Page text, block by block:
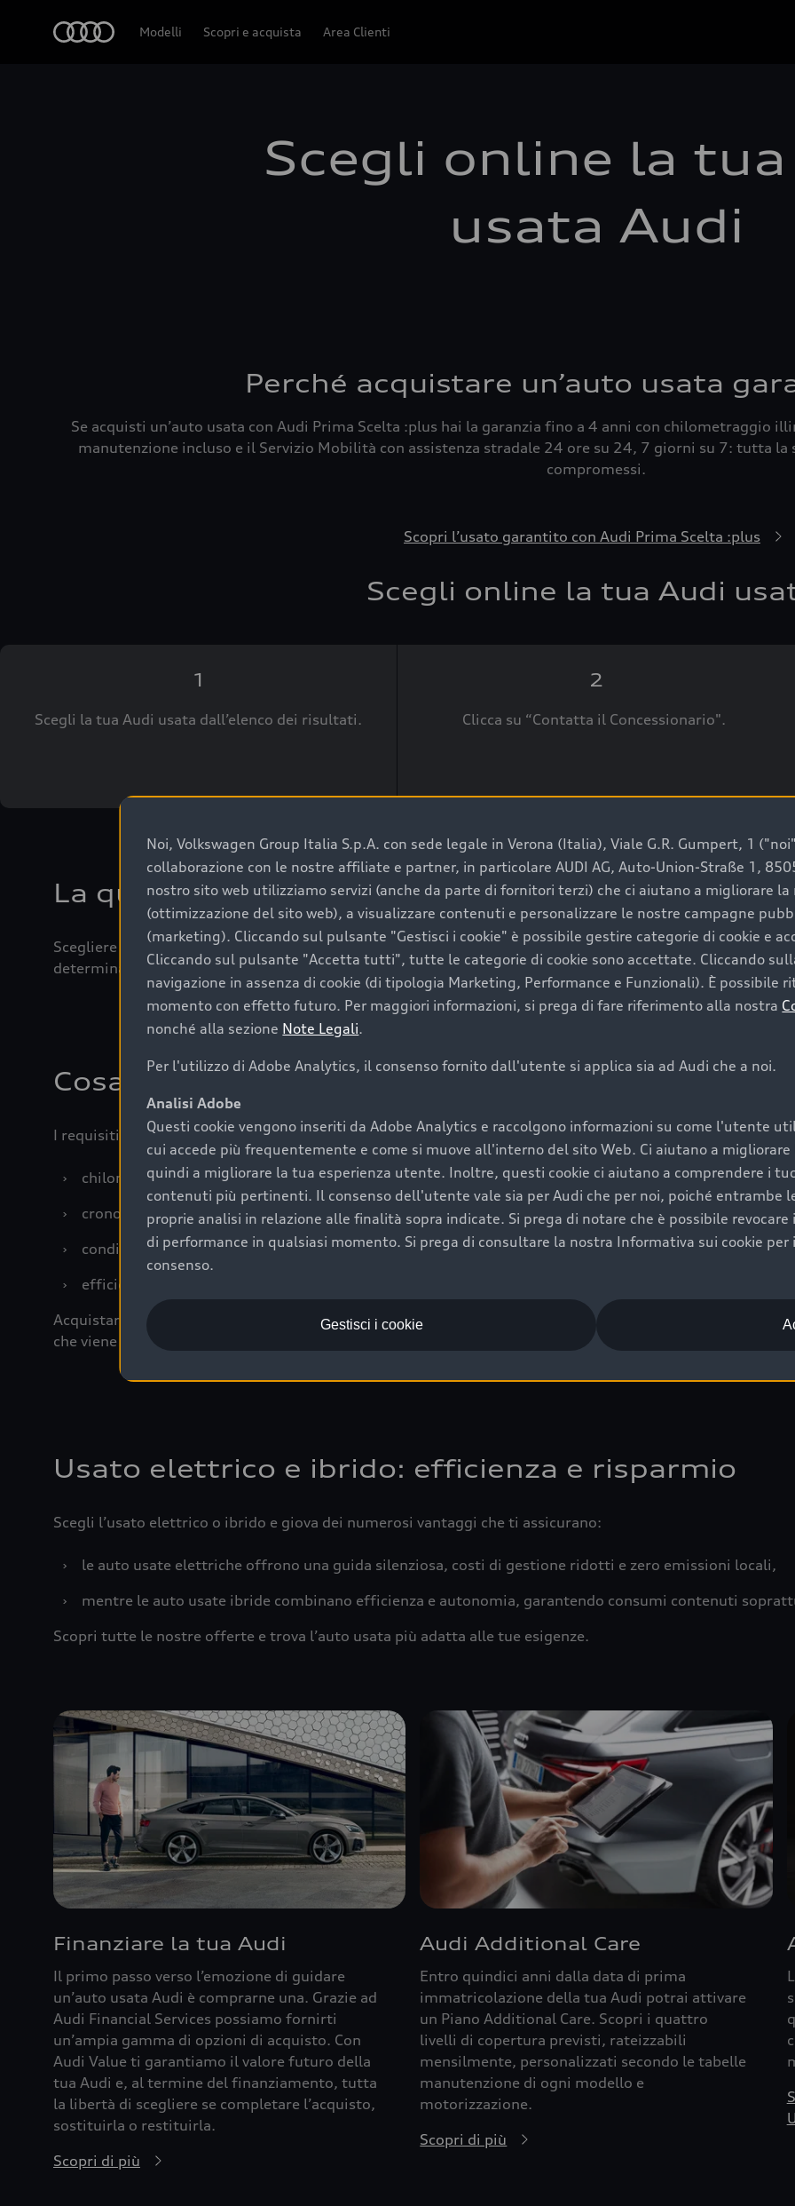
Modelli Scopri e acquista Area Clienti
Scegli online la
usata Audi
Perché acquistare un’auto usata
Se acquisti un’auto usata con Audi Prima Scelta :plus hai la garanzia fino a 4 anni con chilometraggio
manutenzione incluso e il Servizio Mobilità con assistenza stradale 24 ore su 24, 7 giorni su 7: tutta la
compromessi.
Scopri l’usato garantito con Audi Prima Scelta :plus
Scegli online la tua Audi
1
Scegli la tua Audi usata dall’elenco dei risultati.
2
Clicca su “Contatta il Concessionario".
La qualità di acquistare un’auto usata Audi
Scegliere un’auto usata è una decisione che coniuga convenienza, affidabilità e sostenibilità. Per fare un
determinanti come la garanzia inclusa e l’affidabilità del marchio. Audi offre l’auto usata perfetta tramite
Cosa sapere prima di acquistare la tua prossima
I requisiti fondamentali da considerare prima di acquistare un’auto usata, oltre al prezzo e all'aspetto,
›
chilometraggio: un valore contenuto corrisponde a uno stato migliore del veicolo e a una maggiore
›
cronologia dei tagliandi: una documentazione completa della vettura certifica una manutenzione
›
condizioni della carrozzeria e degli interni: una buona conservazione evidenzia cura e attenzione del
›
efficienza meccanica: motore, trasmissione e componenti principali in ottimo stato garantiscono
Acquistare un’auto usata in una Concessionaria ufficiale Audi che offre l’usato garantito tramite Audi
che viene sottoposto a 110 controlli approfonditi e coperto da garanzia fino a 4 anni per una maggiore
Usato elettrico e ibrido: efficienza e risparmio
Scegli l’usato elettrico o ibrido e giova dei numerosi vantaggi che ti assicurano:
›
le auto usate elettriche offrono una guida silenziosa, costi di gestione ridotti e zero emissioni locali,
›
mentre le auto usate ibride combinano efficienza e autonomia, garantendo consumi contenuti
Scopri tutte le nostre offerte e trova l’auto usata più adatta alle tue esigenze.
Finanziare la tua Audi
Il primo passo verso l’emozione di guidare
un’auto usata Audi è comprarne una. Grazie ad
Audi Financial Services possiamo fornirti
un’ampia gamma di opzioni di acquisto. Con
Audi Value ti garantiamo il valore futuro della
tua Audi e, al termine del finanziamento, tutta
la libertà di scegliere se completare l’acquisto,
sostituirla o restituirla.
Scopri di più
Audi Additional Care
Entro quindici anni dalla data di prima
immatricolazione della tua Audi potrai attivare
un Piano Additional Care. Scopri i quattro
livelli di copertura previsti, rateizzabili
mensilmente, personalizzati secondo le tabelle
manutenzione di ogni modello e
motorizzazione.
Scopri di più
Noi, Volkswagen Group Italia S.p.A. con sede legale in Verona (Italia), Viale G.R. Gumpert, 1
collaborazione con le nostre affiliate e partner, in particolare AUDI AG, Auto-Union-Straße 1,
nostro sito web utilizziamo servizi (anche da parte di fornitori terzi) che ci aiutano a migliorare la
(ottimizzazione del sito web), a visualizzare contenuti e personalizzare le nostre campagne
(marketing). Cliccando sul pulsante "Gestisci i cookie" è possibile gestire categorie di cookie e
Cliccando sul pulsante "Accetta tutti", tutte le categorie di cookie sono accettate. Cliccando
navigazione in assenza di cookie (di tipologia Marketing, Performance e Funzionali). È possibile
momento con effetto futuro. Per maggiori informazioni, si prega di fare riferimento alla nostra
nonché alla sezione Note Legali.
Per l'utilizzo di Adobe Analytics, il consenso fornito dall'utente si applica sia ad Audi che a noi.
Analisi Adobe
Questi cookie vengono inseriti da Adobe Analytics e raccolgono informazioni su come l'utente
cui accede più frequentemente e come si muove all'interno del sito Web. Ci aiutano a
quindi a migliorare la tua esperienza utente. Inoltre, questi cookie ci aiutano a comprendere i
contenuti più pertinenti. Il consenso dell'utente vale sia per Audi che per noi, poiché entrambe
proprie analisi in relazione alle finalità sopra indicate. Si prega di notare che è possibile
di performance in qualsiasi momento. Si prega di consultare la nostra Informativa sui cookie per
consenso.
Gestisci i cookie